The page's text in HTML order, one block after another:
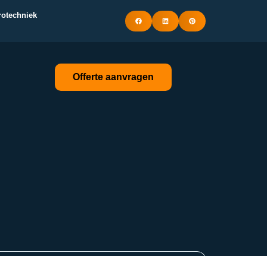
Offerte aanvragen